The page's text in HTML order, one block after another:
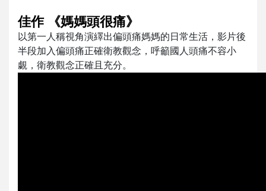
佳作 《媽媽頭很痛》
以第一人稱視角演繹出偏頭痛媽媽的日常生活，影片後
半段加入偏頭痛正確衛教觀念，呼籲國人頭痛不容小
覷，衛教觀念正確且充分。